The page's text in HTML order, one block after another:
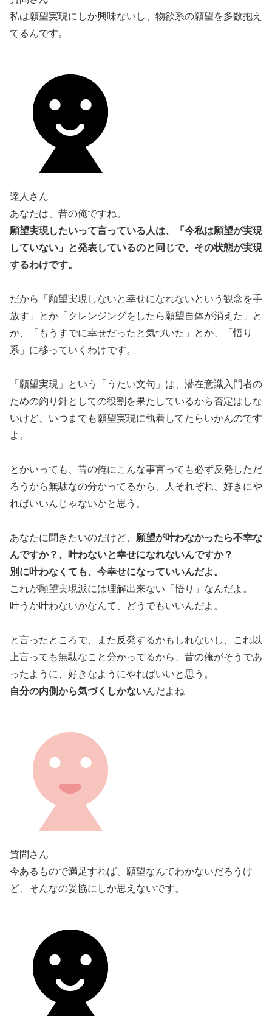
私は願望実現にしか興味ないし、物欲系の願望を多数抱え
てるんです。
達人さん
あなたは、昔の俺ですね。
願望実現したいって言っている人は、「今私は願望が実現
していない」と発表しているのと同じで、その状態が実現
するわけです。
だから「願望実現しないと幸せになれないという観念を手
放す」とか「クレンジングをしたら願望自体が消えた」と
か、「もうすでに幸せだったと気づいた」とか、「悟り
系」に移っていくわけです。
「願望実現」という「うたい文句」は、潜在意識入門者の
ための釣り針としての役割を果たしているから否定はしな
いけど、いつまでも願望実現に執着してたらいかんのです
よ。
とかいっても、昔の俺にこんな事言っても必ず反発しただ
ろうから無駄なの分かってるから、人それぞれ、好きにや
ればいいんじゃないかと思う。
あなたに聞きたいのだけど、 願望が叶わなかったら不幸な
んですか？、叶わないと幸せになれないんですか？
別に叶わなくても、今幸せになっていいんだよ。
これが願望実現派には理解出来ない「悟り」なんだよ。
叶うか叶わないかなんて、どうでもいいんだよ。
と言ったところで、また反発するかもしれないし、これ以
上言っても無駄なこと分かってるから、昔の俺がそうであ
ったように、好きなようにやればいいと思う。
自分の内側から気づくしかないんだよね
質問さん
今あるもので満足すれば、願望なんてわかないだろうけ
ど、そんなの妥協にしか思えないです。